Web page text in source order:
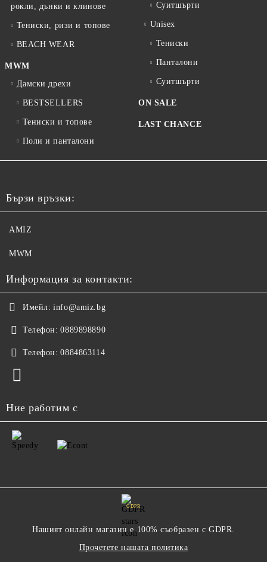
рокли, дънки и клинове
Тениски, ризи и топове
BEACH WEAR
MWM
Дамски дрехи
BESTSELLERS
Тениски и топове
Поли и панталони
Суитшърти
Unisex
Тениски
Панталони
Суитшърти
ON SALE
LAST CHANCE
Бързи връзки:
AMIZ
MWM
Информация за контакти:
Имейл: info@amiz.bg
Телефон: 0889898890
Телефон: 0884863114
Ние работим с
GDPR
Нашият онлайн магазин е 100% съобразен с GDPR.
Прочетете нашата политика